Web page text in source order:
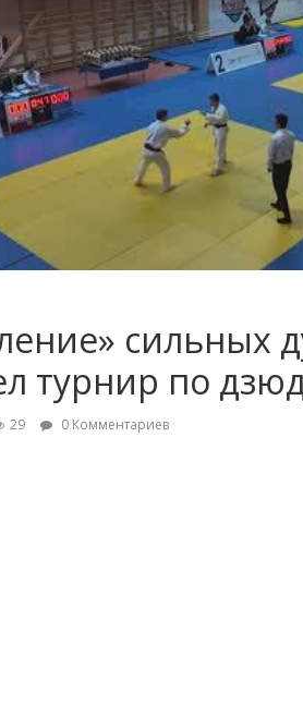
сильных
турнир по
29 0 Комментариев